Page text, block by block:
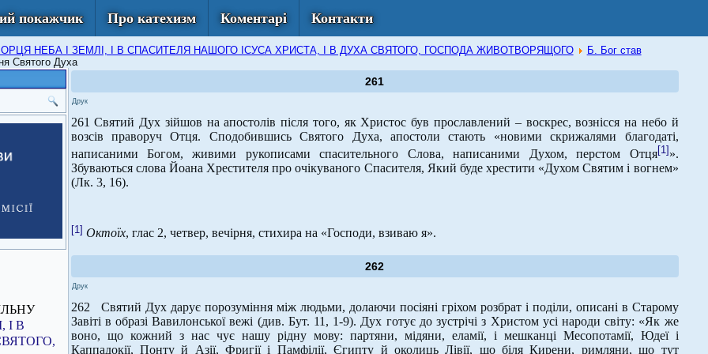
покажчик Про катехизм Коментарі Контакти
НЕБА І ЗЕМЛІ, І В СПАСИТЕЛЯ НАШОГО ІСУСА ХРИСТА, І В ДУХА СВЯТОГО, ГОСПОДА ЖИВОТВОРЯЩОГО
Б. Бог став
Святого Духа
І В
261
Друк
261 Святий Дух зійшов на апостолів після того, як Христос був прославлений – воскрес, вознісся на небо й
возсів праворуч Отця. Сподобившись Святого Духа, апостоли стають «новими скрижалями благодаті,
написаними Богом, живими рукописами спасительного Слова, написаними Духом, перстом Отця[1] ».
Збуваються слова Йоана Хрестителя про очікуваного Спасителя, Який буде хрестити «Духом Святим і вогнем»
(Лк. 3, 16).
[1] Октоїх, глас 2, четвер, вечірня, стихира на «Господи, взиваю я».
262
Друк
262 Святий Дух дарує порозуміння між людьми, долаючи посіяні гріхом розбрат і поділи, описані в Старому
Завіті в образі Вавилонської вежі (див. Бут. 11, 1-9). Дух готує до зустрічі з Христом усі народи світу: «Як же
воно, що кожний з нас чує нашу рідну мову: партяни, мідяни, еламії, і мешканці Месопотамії, Юдеї і
Каппадокії, Понту й Азії, Фригії і Памфілії, Єгипту й околиць Лівії, що біля Кирени, римляни, що тут